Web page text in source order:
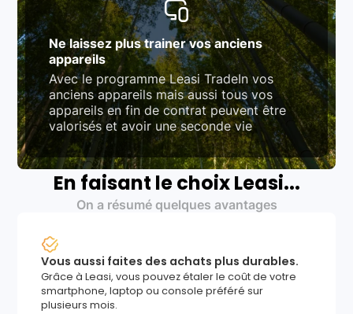
Ne laissez plus trainer vos anciens
appareils
Avec le programme Leasi TradeIn vos
anciens appareils mais aussi tous vos
appareils en fin de contrat peuvent être
valorisés et avoir une seconde vie
En faisant le choix Leasi...
On a résumé quelques avantages
Vous aussi faites des achats plus durables.
Grâce à Leasi, vous pouvez étaler le coût de votre
smartphone, laptop ou console préféré sur
plusieurs mois.